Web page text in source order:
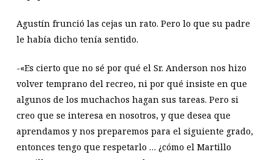
Agustín frunció las cejas un rato. Pero lo que su padre
le había dicho tenía sentido.
-«Es cierto que no sé por qué el Sr. Anderson nos hizo
volver temprano del recreo, ni por qué insiste en que
algunos de los muchachos hagan sus tareas. Pero si
creo que se interesa en nosotros, y que desea que
aprendamos y nos preparemos para el siguiente grado,
entonces tengo que respetarlo … ¿cómo el Martillo